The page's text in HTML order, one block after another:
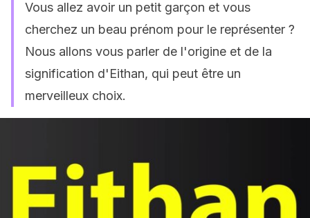
Vous allez avoir un petit garçon et vous
cherchez un beau prénom pour le représenter ?
Nous allons vous parler de l'origine et de la
signification d'Eithan, qui peut être un
merveilleux choix.